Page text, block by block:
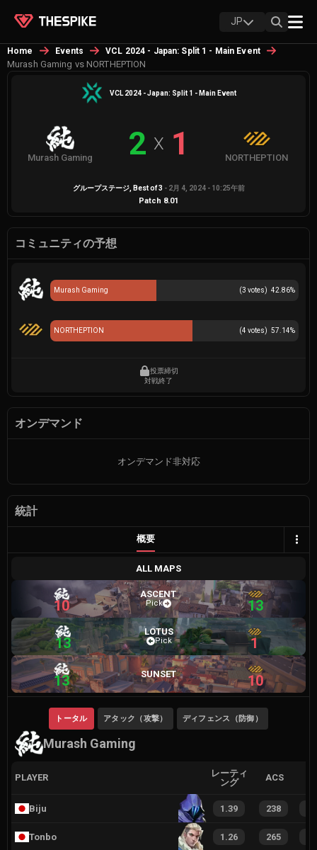
JP
Home Events VCL 2024 - Japan: Split 1 - Main Event
Murash Gaming vs NORTHEPTION
VCL 2024 - Japan: Split 1 - Main Event
Murash Gaming 2 X 1 NORTHEPTION
グループステージ, Best of3 - 2月 4, 2024 - 10:25午前
Patch 8.01
コミュニティの予想
(3 votes) 42.86%
Murash Gaming
(4 votes) 57.14%
NORTHEPTION
投票締切
対戦終了
オンデマンド
オンデマンド非対応
統計
概要
ALL MAPS
10
ASCENT
Pick 13
13
LOTUS
Pick 1
13 SUNSET 10
Murash Gaming
トータル アタック（攻撃） ディフェンス（防御）
PLAYER
レーティ
ング
ACS
Biju 1.39 238
Tonbo 1.26 265